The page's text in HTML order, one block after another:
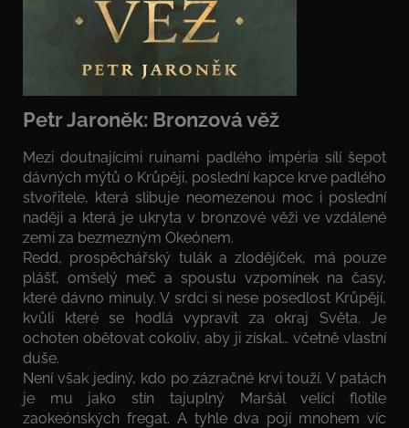
Petr Jaroněk: Bronzová věž
Mezi doutnajícími ruinami padlého impéria sílí šepot
dávných mýtů o Krůpěji, poslední kapce krve padlého
stvořitele, která slibuje neomezenou moc i poslední
naději a která je ukryta v bronzové věži ve vzdálené
zemi za bezmezným Okeónem.
Redd, prospěchářský tulák a zlodějíček, má pouze
plášť, omšelý meč a spoustu vzpomínek na časy,
které dávno minuly. V srdci si nese posedlost Krůpějí,
kvůli které se hodlá vypravit za okraj Světa. Je
ochoten obětovat cokoliv, aby ji získal… včetně vlastní
duše.
Není však jediný, kdo po zázračné krvi touží. V patách
je mu jako stín tajuplný Maršál velící flotile
zaokeónských fregat. A tyhle dva pojí mnohem víc